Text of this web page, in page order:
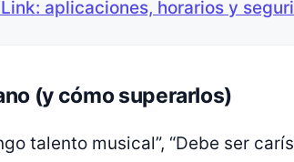
aplicaciones, horarios y
(y cómo superarlos)
talento musical”, “Debe ser